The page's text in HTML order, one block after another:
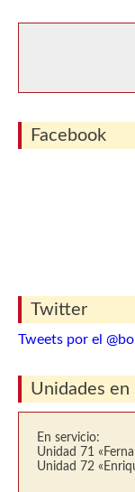
Facebook
Twitter
Tweets por el
Unidades en
En servicio:
Unidad 71
Unidad 72